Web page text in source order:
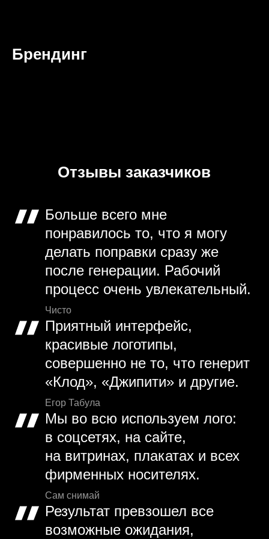
Брендинг
Отзывы заказчиков
Больше всего мне
понравилось то, что я могу
делать поправки сразу же
после генерации. Рабочий
процесс очень увлекательный.
Чисто
Приятный интерфейс,
красивые логотипы,
совершенно не то, что генерит
«Клод», «Джипити» и другие.
Егор Табула
Мы во всю используем лого:
в соцсетях, на сайте,
на витринах, плакатах и всех
фирменных носителях.
Сам снимай
Результат превзошел все
возможные ожидания,